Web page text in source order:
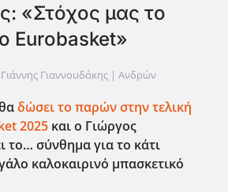
«Στόχος μας το
Eurobasket»
Γιαννουδάκης | Ανδρών
δώσει το παρών στην τελική
2025 και ο Γιώργος
το… σύνθημα για το κάτι
καλοκαιρινό μπασκετικό